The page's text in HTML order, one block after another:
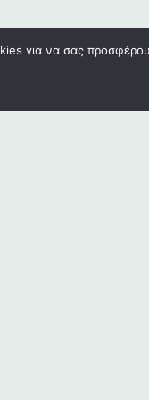
για να σας